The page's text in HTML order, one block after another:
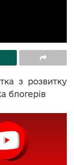
з розвитку
блогерів